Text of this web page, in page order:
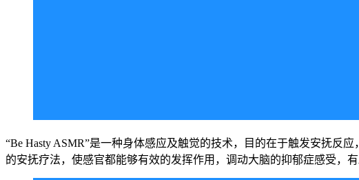
“Be Hasty ASMR”是一种身体感应及触觉的技术，目的在于触发安抚反
的安抚疗法，使感官都能够有效的发挥作用，调动大脑的抑郁症感受，有